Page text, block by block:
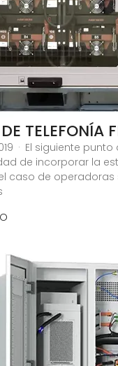
TELEFONÍA
· El siguiente
de incorporar la
caso de operadoras